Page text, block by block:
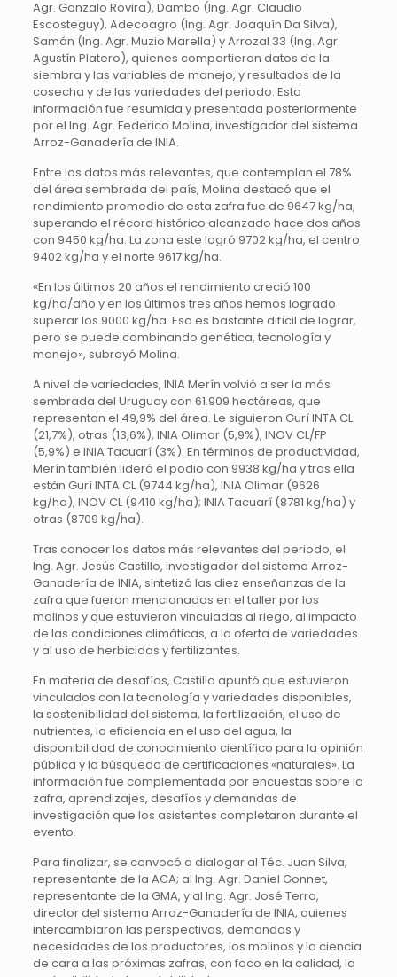
Agr. Gonzalo Rovira), Dambo (Ing. Agr. Claudio
Escosteguy), Adecoagro (Ing. Agr. Joaquín Da Silva),
Samán (Ing. Agr. Muzio Marella) y Arrozal 33 (Ing. Agr.
Agustín Platero), quienes compartieron datos de la
siembra y las variables de manejo, y resultados de la
cosecha y de las variedades del periodo. Esta
información fue resumida y presentada posteriormente
por el Ing. Agr. Federico Molina, investigador del sistema
Arroz-Ganadería de INIA.
Entre los datos más relevantes, que contemplan el 78%
del área sembrada del país, Molina destacó que el
rendimiento promedio de esta zafra fue de 9647 kg/ha,
superando el récord histórico alcanzado hace dos años
con 9450 kg/ha. La zona este logró 9702 kg/ha, el centro
9402 kg/ha y el norte 9617 kg/ha.
«En los últimos 20 años el rendimiento creció 100
kg/ha/año y en los últimos tres años hemos logrado
superar los 9000 kg/ha. Eso es bastante difícil de lograr,
pero se puede combinando genética, tecnología y
manejo», subrayó Molina.
A nivel de variedades, INIA Merín volvió a ser la más
sembrada del Uruguay con 61.909 hectáreas, que
representan el 49,9% del área. Le siguieron Gurí INTA CL
(21,7%), otras (13,6%), INIA Olimar (5,9%), INOV CL/FP
(5,9%) e INIA Tacuarí (3%). En términos de productividad,
Merín también lideró el podio con 9938 kg/ha y tras ella
están Gurí INTA CL (9744 kg/ha), INIA Olimar (9626
kg/ha), INOV CL (9410 kg/ha); INIA Tacuarí (8781 kg/ha) y
otras (8709 kg/ha).
Tras conocer los datos más relevantes del periodo, el
Ing. Agr. Jesús Castillo, investigador del sistema Arroz-
Ganadería de INIA, sintetizó las diez enseñanzas de la
zafra que fueron mencionadas en el taller por los
molinos y que estuvieron vinculadas al riego, al impacto
de las condiciones climáticas, a la oferta de variedades
y al uso de herbicidas y fertilizantes.
En materia de desafíos, Castillo apuntó que estuvieron
vinculados con la tecnología y variedades disponibles,
la sostenibilidad del sistema, la fertilización, el uso de
nutrientes, la eficiencia en el uso del agua, la
disponibilidad de conocimiento científico para la opinión
pública y la búsqueda de certificaciones «naturales». La
información fue complementada por encuestas sobre la
zafra, aprendizajes, desafíos y demandas de
investigación que los asistentes completaron durante el
evento.
Para finalizar, se convocó a dialogar al Téc. Juan Silva,
representante de la ACA; al Ing. Agr. Daniel Gonnet,
representante de la GMA, y al Ing. Agr. José Terra,
director del sistema Arroz-Ganadería de INIA, quienes
intercambiaron las perspectivas, demandas y
necesidades de los productores, los molinos y la ciencia
de cara a las próximas zafras, con foco en la calidad, la